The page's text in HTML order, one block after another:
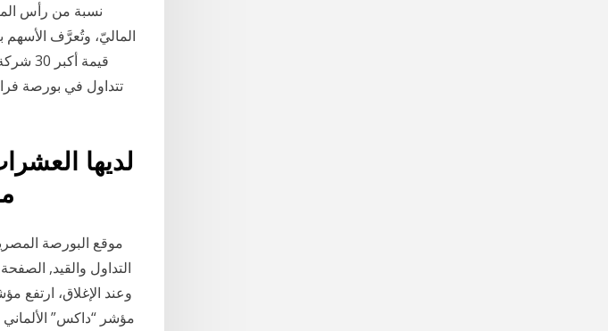
نسبة من رأس
تتداول في بورصة
موقع البورصة
التداول والقيد,